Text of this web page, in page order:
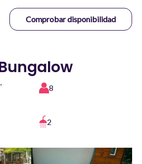
Comprobar disponibilidad
8
2